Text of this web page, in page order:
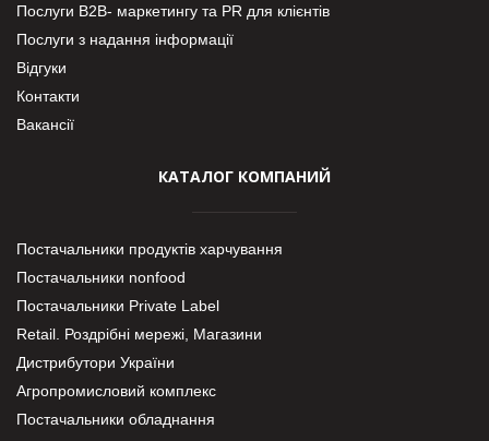
Послуги В2В- маркетингу та PR для клієнтів
Послуги з надання інформації
Відгуки
Контакти
Вакансії
КАТАЛОГ КОМПАНИЙ
Постачальники продуктів харчування
Постачальники nonfood
Постачальники Private Label
Retail. Роздрібні мережі, Магазини
Дистрибутори України
Агропромисловий комплекс
Постачальники обладнання